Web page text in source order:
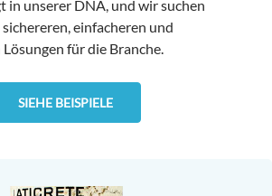
in unserer DNA, und wir suchen
einfacheren und
für die Branche.
SIEHE BEISPIELE